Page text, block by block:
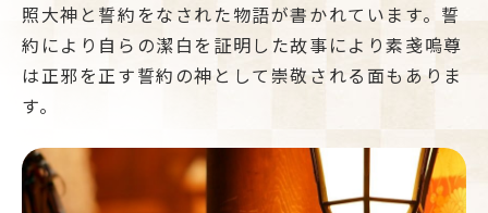
照大神と誓約をなされた物語が書かれています。誓
約により自らの潔白を証明した故事により素戔嗚尊
は正邪を正す誓約の神として崇敬される面もありま
す。